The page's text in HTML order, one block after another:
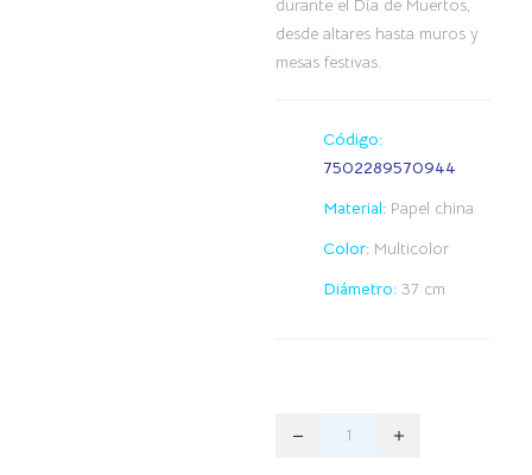
durante el Día de Muertos,
desde altares hasta muros y
mesas festivas.
Código:
7502289570944
Material: Papel china
Color: Multicolor
Diámetro:37 cm